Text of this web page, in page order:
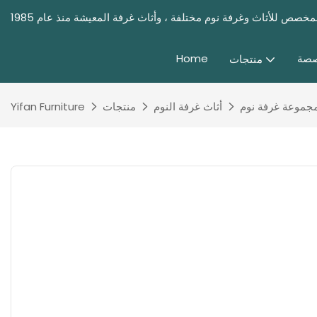
Home منتجات
Yifan Furniture منتجات أثاث غرفة النوم غرفة نوم